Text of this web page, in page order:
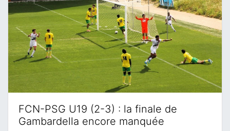
FCN-PSG U19 (2-3) : la finale de
Gambardella encore manquée